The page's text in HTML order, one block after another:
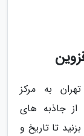
تهران به مرکز
جاذبه های
تا تاریخ و